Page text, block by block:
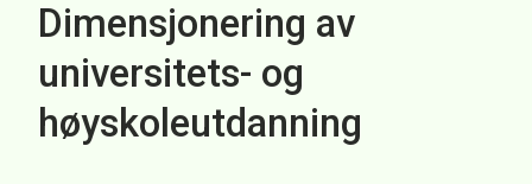
Dimensjonering av
universitets- og
høyskoleutdanning